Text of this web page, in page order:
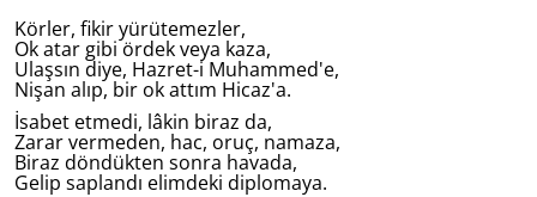
Körler, fikir yürütemezler,
Ok atar gibi ördek veya kaza,
Ulaşsın diye, Hazret-i Muhammed'e,
Nişan alıp, bir ok attım Hicaz'a.
İsabet etmedi, lâkin biraz da,
Zarar vermeden, hac, oruç, namaza,
Biraz döndükten sonra havada,
Gelip saplandı elimdeki diplomaya.